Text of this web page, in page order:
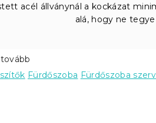
acél állványnál a kockázat
alá, hogy ne
Fürdőszoba Fürdőszoba